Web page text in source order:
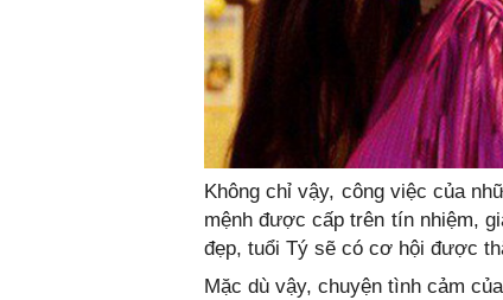
Không chỉ vậy, công việc của
mệnh được cấp trên tín nhiệm,
đẹp, tuổi Tý sẽ có cơ hội được
Mặc dù vậy, chuyện tình cảm